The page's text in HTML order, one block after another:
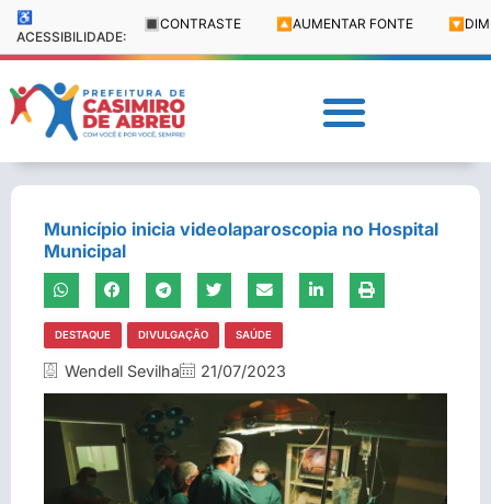
♿
ACESSIBILIDADE:
🔳 CONTRASTE 🔼 AUMENTAR FONTE 🔽
Município inicia videolaparoscopia no Hospital
Municipal
DESTAQUE DIVULGAÇÃO SAÚDE
Wendell Sevilha 21/07/2023